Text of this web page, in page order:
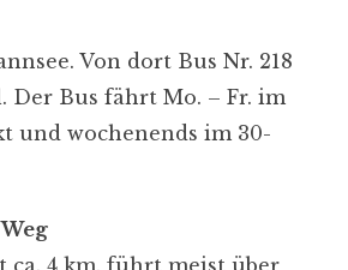
Von dort Bus Nr. 218
Der Bus fährt Mo. – Fr. im
und wochenends im 30-
ca. 4 km, führt meist über